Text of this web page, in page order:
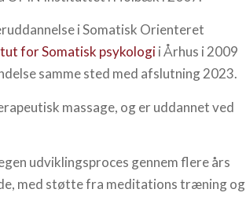
i Somatisk Orienteret
for Somatisk psykologii Århus i 2009
samme sted med afslutning 2023.
massage, og er uddannet ved
udviklingsproces gennem flere års
med støtte fra meditations træning og